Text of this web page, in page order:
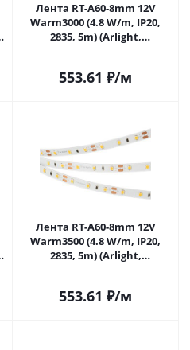
Лента RT-A60-8mm 12V
Warm3000 (4.8 W/m, IP20,
2835, 5m) (Arlight,
553.61 ₽/м
Лента RT-A60-8mm 12V
Warm3500 (4.8 W/m, IP20,
2835, 5m) (Arlight,
553.61 ₽/м